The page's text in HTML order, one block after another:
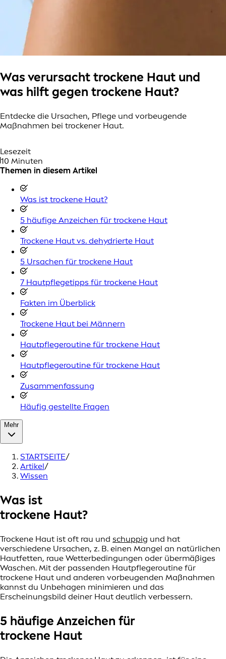
Was verursacht trockene Haut und
was hilft gegen trockene Haut?
Entdecke die Ursachen, Pflege und vorbeugende
Maßnahmen bei trockener Haut.
Lesezeit
10 Minuten
Themen in diesem Artikel
Was ist trockene Haut?
5 häufige Anzeichen für trockene Haut
Trockene Haut vs. dehydrierte Haut
5 Ursachen für trockene Haut
7 Hautpflegetipps für trockene Haut
Fakten im Überblick
Trockene Haut bei Männern
Hautpflegeroutine für trockene Haut
Hautpflegeroutine für trockene Haut
Zusammenfassung
Häufig gestellte Fragen
Mehr
STARTSEITE/
Artikel/
Wissen
Was ist
trockene Haut?
Trockene Haut ist oft rau und schuppig und hat
verschiedene Ursachen, z. B. einen Mangel an natürlichen
Hautfetten, raue Wetterbedingungen oder übermäßiges
Waschen. Mit der passenden Hautpflegeroutine für
trockene Haut und anderen vorbeugenden Maßnahmen
kannst du Unbehagen minimieren und das
Erscheinungsbild deiner Haut deutlich verbessern.
5 häufige Anzeichen für
trockene Haut